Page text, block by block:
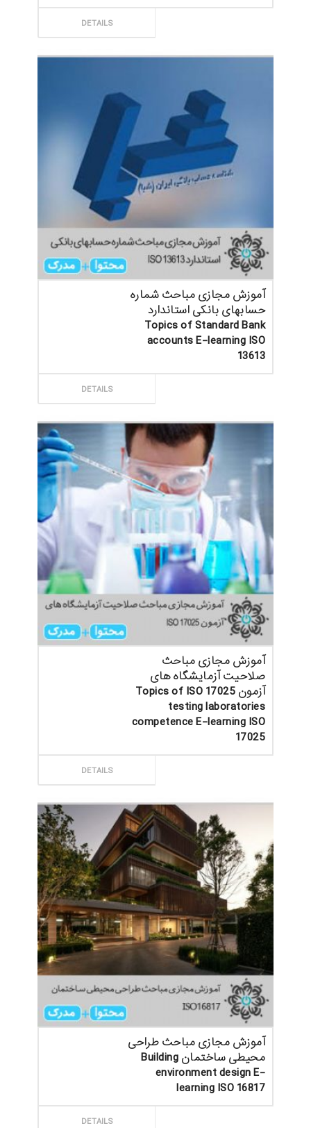
DETAILS
آموزش مجازی مباحث شماره
حسابهای بانکی استاندارد
Topics of Standard Bank
accounts E-learning ISO
13613
DETAILS
آموزش مجازی مباحث
صلاحیت آزمایشگاه های
آزمون Topics of ISO 17025
testing laboratories
competence E-learning ISO
17025
DETAILS
آموزش مجازی مباحث طراحی
محیطی ساختمان Building
environment design E-
learning ISO 16817
DETAILS